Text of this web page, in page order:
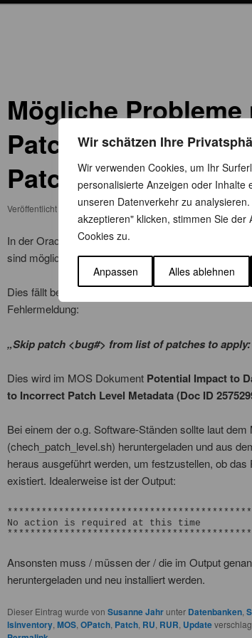
Wir schätzen Ihre
Wir verwenden Cookies, um Ihr
personalisierte Anzeigen oder Inhalte
unseren Datenverkehr zu
akzeptieren" klicken, stimmen Sie der
Cookies zu.
Anpassen Alles ablehnen
Mögliche Probleme
Patches in 19c
Patch-Metadaten
Veröffentlicht am 6. September 2019 vonSusanne Jahr
In der Oracle-Version 19 mit installierten DB-RUs
sind möglicherweise die Patch-Metadaten korrupt
Dies fällt beim Versuch auf, einen One-Off Patch zu
Fehlermeldung:
„Skip patch <bug#> from list of patches to
Dies wird im MOS Dokument Potential Impact to
to Incorrect Patch Level Metadata (Doc ID
Bei einem der o.g. Software-Ständen sollte laut
(chech_patch_level.sh) heruntergeladen und aus
heraus ausgeführt werden, um festzustellen, ob
existiert. Idealerweise ist der Output:
No action is required at this time
Ansonsten muss / müssen der / die im Output
heruntergeladen und neu installiert werden.
Dieser Eintrag wurde von Susanne Jahrunter Datenbanken,
lsinventory, MOS, OPatch, Patch, RU RUR Update